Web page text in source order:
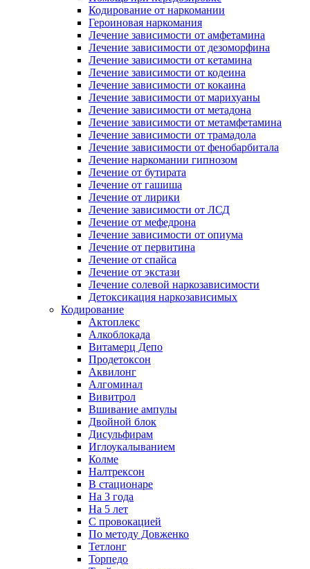
Кодирование от наркомании
Героиновая наркомания
Лечение зависимости от амфетамина
Лечение зависимости от дезоморфина
Лечение зависимости от кетамина
Лечение зависимости от кодеина
Лечение зависимости от кокаина
Лечение зависимости от марихуаны
Лечение зависимости от метадона
Лечение зависимости от метамфетамина
Лечение зависимости от трамадола
Лечение зависимости от фенобарбитала
Лечение наркомании гипнозом
Лечение от бутирата
Лечение от гашиша
Лечение от лирики
Лечение зависимости от ЛСД
Лечение от мефедрона
Лечение зависимости от опиума
Лечение от первитина
Лечение от спайса
Лечение от экстази
Лечение солевой наркозависимости
Детоксикация наркозависимых
Кодирование
Актоплекс
Алкоблокада
Витамерц Депо
Продетоксон
Аквилонг
Алгоминал
Вивитрол
Вшивание ампулы
Двойной блок
Дисульфирам
Иглоукалыванием
Колме
Налтрексон
В стационаре
На 3 года
На 5 лет
С провокацией
По методу Довженко
Тетлонг
Торпедо